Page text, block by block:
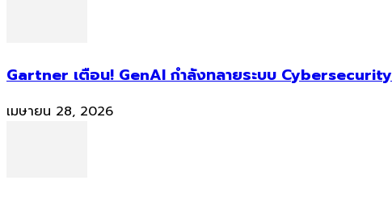
Gartner เตือน! GenAI กำลังทลายระบบ
เมษายน 28, 2026